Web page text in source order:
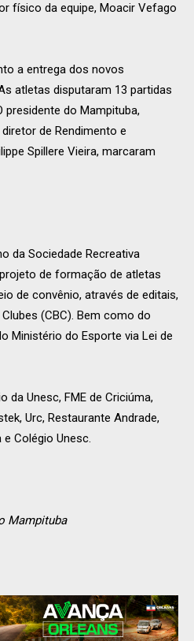
físico da equipe, Moacir Vefago
a entrega dos novos
atletas disputaram 13 partidas
do Mampituba,
de Rendimento e
Spillere Vieira, marcaram
da Sociedade Recreativa
de formação de atletas
de convênio, através de editais,
(CBC). Bem como do
Ministério do Esporte via Lei de
Unesc, FME de Criciúma,
Urc, Restaurante Andrade,
Colégio Unesc.
Mampituba